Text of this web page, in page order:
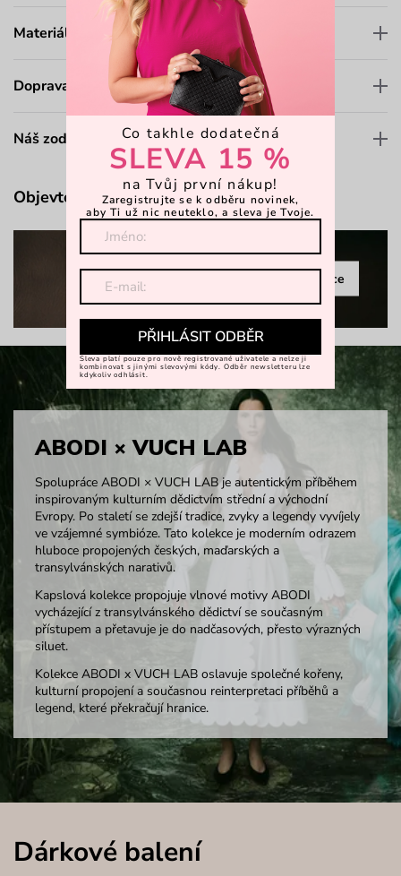
Materiály a údržba
Doprava a platba
Náš zodpovědný přístup
Objevte více
Celá kolekce
ABODI × VUCH LAB
Spolupráce ABODI × VUCH LAB je autentickým příběhem
inspirovaným kulturním dědictvím střední a východní
Evropy. Po staletí se zdejší tradice, zvyky a legendy vyvíjely
ve vzájemné symbióze. Tato kolekce je moderním odrazem
hluboce propojených českých, maďarských a
transylvánských narativů.
Kapslová kolekce propojuje vlnové motivy ABODI
vycházející z transylvánského dědictví se současným
přístupem a přetavuje je do nadčasových, přesto výrazných
siluet.
Kolekce ABODI x VUCH LAB oslavuje společné kořeny,
kulturní propojení a současnou reinterpretaci příběhů a
legend, které překračují hranice.
Dárkové balení
Co takhle dodatečná
SLEVA 15 %
na Tvůj první nákup!
Zaregistrujte se k odběru novinek,
aby Ti už nic neuteklo, a sleva je Tvoje.
PŘIHLÁSIT ODBĚR
Sleva platí pouze pro nově registrované uživatele a nelze ji
kombinovat s jinými slevovými kódy. Odběr newsletteru lze
kdykoliv odhlásit.